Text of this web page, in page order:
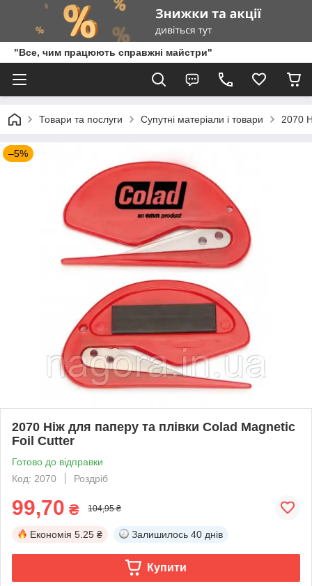
"Все, чим працюють справжні майстри"
Товари та послуги Супутні матеріали і товари 2070
–5%
2070 Ніж для паперу та плівки Colad Magnetic
Foil Cutter
Готово до відправки
Код: 2070
Роздріб
99,70 ₴ 104,95 ₴
Економія 5.25 ₴ Залишилось 40 днів
Купити